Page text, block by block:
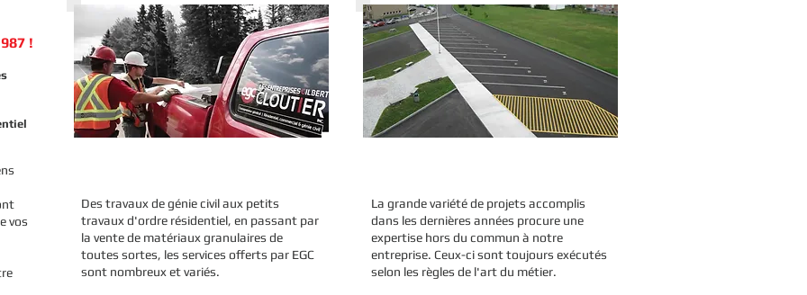
!
vos
Des travaux de génie civil aux petits
travaux d'ordre résidentiel, en passant par
la vente de matériaux granulaires de
toutes sortes, les services offerts par EGC
sont nombreux et variés.
La grande variété de projets accomplis
dans les dernières années procure une
expertise hors du commun à notre
entreprise. Ceux-ci sont toujours exécutés
selon les règles de l'art du métier.